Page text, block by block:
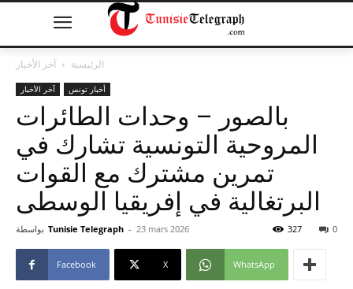
الرئيسية آخر الأخبار
آخر الأخبار أخبار تونس
بالصور – وحدات الطائرات
المروحية التونسية تشارك في
تمرين مشترك مع القوات
البرتغالية في إفريقيا الوسطى
بواسطة Tunisie Telegraph - 23 mars 2026 0
327
Facebook X WhatsApp